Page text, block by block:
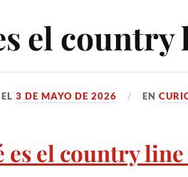
el country
EL3 DE MAYO DE 2026 EN
es el country line